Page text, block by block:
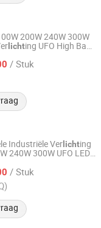
200W 240W 300W
lichting UFO High Bay
/ Stuk
Industriële Ver lichting
240W 300W UFO LED
/ Stuk
Co., Ltd